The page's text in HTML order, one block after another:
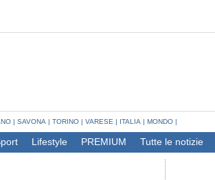
| SAVONA | TORINO | VARESE | ITALIA | MONDO |
Lifestyle PREMIUM Tutte le notizie